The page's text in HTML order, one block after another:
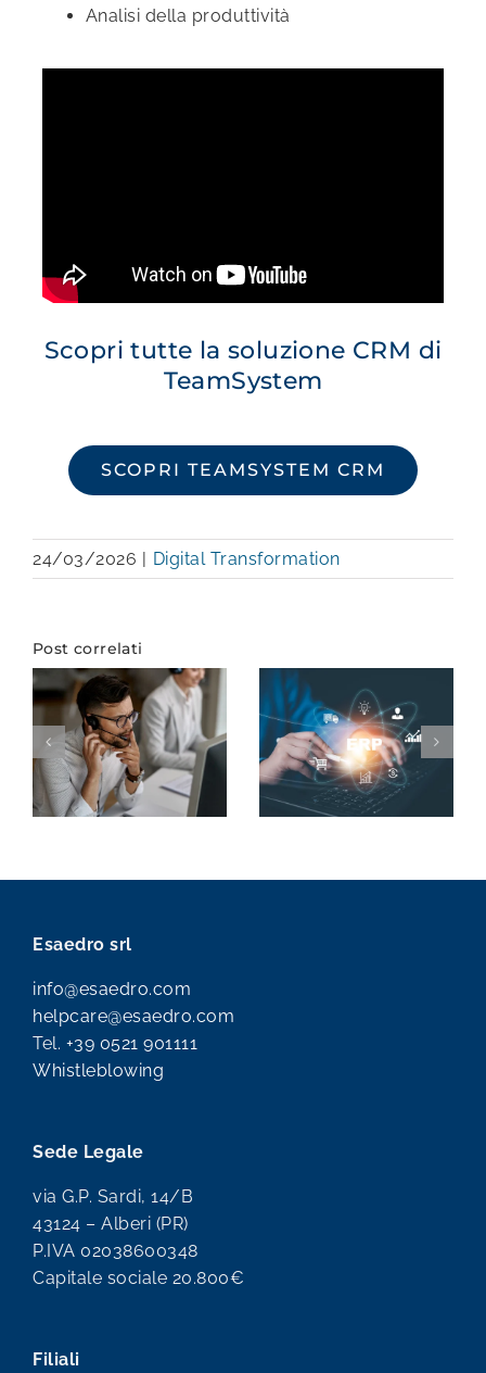
Analisi della produttività
Scopri tutte la soluzione CRM di
TeamSystem
SCOPRI TEAMSYSTEM CRM
24/03/2026 | Digital Transformation
Post correlati
Gestisci in
modo
efficiente le
attività di
postvendita
ERP
intelligente:
come le PMI
trasformano i
dati in
Esaedro srl
info@esaedro.com
helpcare@esaedro.com
Tel. +39 0521 901111
Whistleblowing
Sede Legale
via G.P. Sardi, 14/B
43124 – Alberi (PR)
P.IVA 02038600348
Capitale sociale 20.800€
Filiali